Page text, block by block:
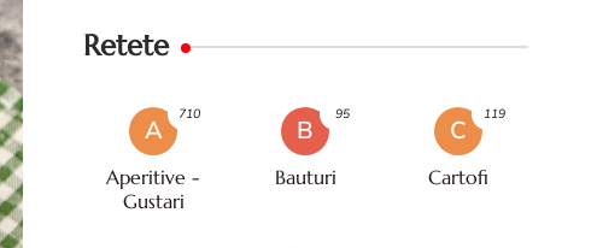
Retete
A
Aperitive -
Gustari
710
B
Bauturi
95
C
Cartofi
119